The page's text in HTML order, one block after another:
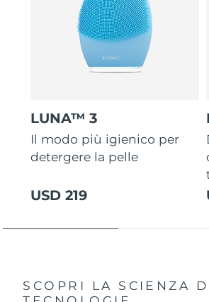
LUNA™ 3
Il modo più igienico per
detergere la pelle
USD 219
SCOPRI LA SCIENZA